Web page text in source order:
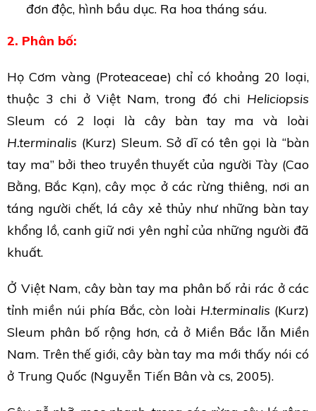
đơn độc, hình bầu dục. Ra hoa tháng sáu.
2. Phân bố:
Họ Cơm vàng (Proteaceae) chỉ có khoảng 20 loại,
thuộc 3 chi ở Việt Nam, trong đó chi Heliciopsis
Sleum có 2 loại là cây bàn tay ma và loài
H.terminalis (Kurz) Sleum. Sở dĩ có tên gọi là “bàn
tay ma” bởi theo truyền thuyết của người Tày (Cao
Bằng, Bắc Kạn), cây mọc ở các rừng thiêng, nơi an
táng người chết, lá cây xẻ thủy như những bàn tay
khổng lồ, canh giữ nơi yên nghỉ của những người đã
khuất.
Ở Việt Nam, cây bàn tay ma phân bố rải rác ở các
tỉnh miền núi phía Bắc, còn loài H.terminalis (Kurz)
Sleum phân bố rộng hơn, cả ở Miền Bắc lẫn Miền
Nam. Trên thế giới, cây bàn tay ma mới thấy nói có
ở Trung Quốc (Nguyễn Tiến Bân và cs, 2005).